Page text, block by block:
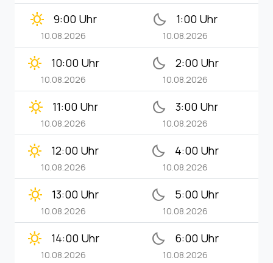
clear_day 9:00 Uhr
10.08.2026
bedtime 1:00 Uhr
10.08.2026
clear_day 10:00 Uhr
10.08.2026
bedtime 2:00 Uhr
10.08.2026
clear_day 11:00 Uhr
10.08.2026
bedtime 3:00 Uhr
10.08.2026
clear_day 12:00 Uhr
10.08.2026
bedtime 4:00 Uhr
10.08.2026
clear_day 13:00 Uhr
10.08.2026
bedtime 5:00 Uhr
10.08.2026
clear_day 14:00 Uhr
10.08.2026
bedtime 6:00 Uhr
10.08.2026